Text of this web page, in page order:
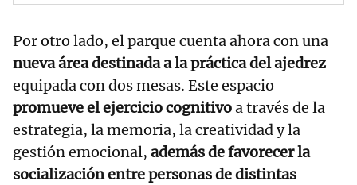
Por otro lado, el parque cuenta ahora con una
nueva área destinada a la práctica del ajedrez
equipada con dos mesas. Este espacio
promueve el ejercicio cognitivoa través de la
estrategia, la memoria, la creatividad y la
gestión emocional, además de favorecer la
socialización entre personas de distintas